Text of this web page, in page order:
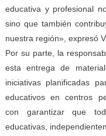
educativa y profesional
sino que también
nuestra región», expresó
Por su parte, la
esta entrega de
iniciativas planificadas
educativos en centros
con garantizar que
educativas,